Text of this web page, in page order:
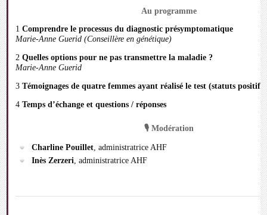
Au programme
1️Comprendre le processus du diagnostic présymptomatique
Marie-Anne Guerid (Conseillère en génétique)
2️Quelles options pour ne pas transmettre la maladie ?
Marie-Anne Guerid
3️Témoignages de quatre femmes ayant réalisé le test (statuts positifs
4️Temps d’échange et questions / réponses
🎙 Modération
Charline Pouillet , administratrice AHF
Inès Zerzeri , administratrice AHF